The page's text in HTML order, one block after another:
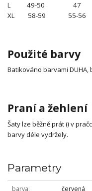
L 49-50 47
XL 58-59 55-
Použité barvy
Batikováno barvami
Praní a žehlení
Šaty lze běžně prát (i v
barvy déle vydržely.
Parametry
barva
červená